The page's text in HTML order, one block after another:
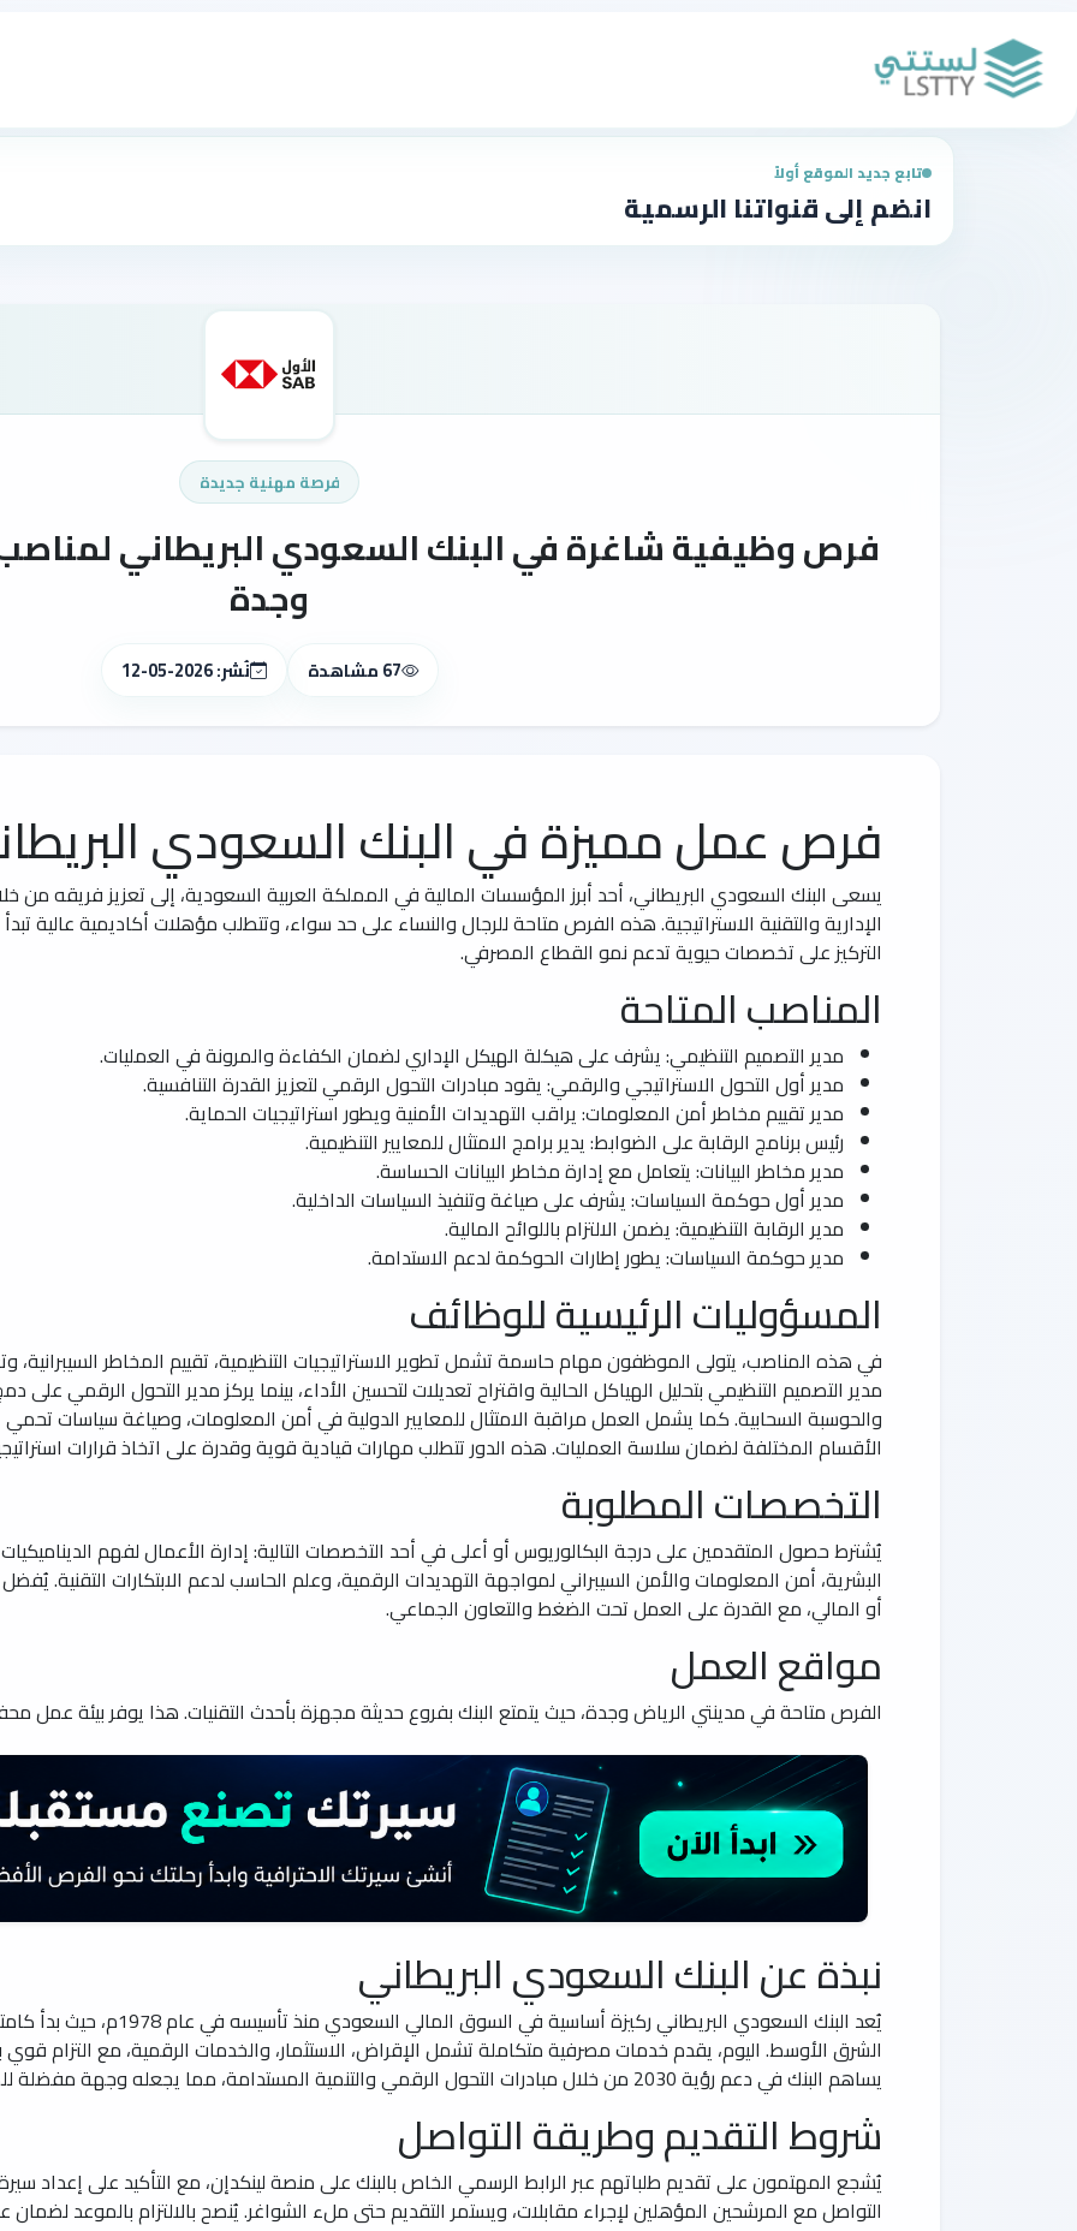
تابع جديد الموقع أولاً
انضم إلى قنواتنا الرسمية
فرصة مهنية جديدة
فرص وظيفية شاغرة في البنك السعودي البريطاني لمناصب
وجدة
67 مشاهدة نُشر: 2026-05-12
فرص عمل مميزة في البنك السعودي
يسعى البنك السعودي البريطاني، أحد أبرز المؤسسات المالية في المملكة العربية السعودية، إلى تعزيز فريقه من
الإدارية والتقنية الاستراتيجية. هذه الفرص متاحة للرجال والنساء على حد سواء، وتتطلب مؤهلات أكاديمية عالية
التركيز على تخصصات حيوية تدعم نمو القطاع المصرفي.
المناصب المتاحة
مدير التصميم التنظيمي: يشرف على هيكلة الهيكل الإداري لضمان الكفاءة والمرونة في العمليات.
مدير أول التحول الاستراتيجي والرقمي: يقود مبادرات التحول الرقمي لتعزيز القدرة التنافسية.
مدير تقييم مخاطر أمن المعلومات: يراقب التهديدات الأمنية ويطور استراتيجيات الحماية.
رئيس برنامج الرقابة على الضوابط: يدير برامج الامتثال للمعايير التنظيمية.
مدير مخاطر البيانات: يتعامل مع إدارة مخاطر البيانات الحساسة.
مدير أول حوكمة السياسات: يشرف على صياغة وتنفيذ السياسات الداخلية.
مدير الرقابة التنظيمية: يضمن الالتزام باللوائح المالية.
مدير حوكمة السياسات: يطور إطارات الحوكمة لدعم الاستدامة.
المسؤوليات الرئيسية للوظائف
في هذه المناصب، يتولى الموظفون مهام حاسمة تشمل تطوير الاستراتيجيات التنظيمية، تقييم المخاطر السيبرانية،
مدير التصميم التنظيمي بتحليل الهياكل الحالية واقتراح تعديلات لتحسين الأداء، بينما يركز مدير التحول الرقمي على
والحوسبة السحابية. كما يشمل العمل مراقبة الامتثال للمعايير الدولية في أمن المعلومات، وصياغة سياسات تحمي
الأقسام المختلفة لضمان سلاسة العمليات. هذه الدور تتطلب مهارات قيادية قوية وقدرة على اتخاذ قرارات
التخصصات المطلوبة
يُشترط حصول المتقدمين على درجة البكالوريوس أو أعلى في أحد التخصصات التالية: إدارة الأعمال لفهم الديناميكيات
البشرية، أمن المعلومات والأمن السيبراني لمواجهة التهديدات الرقمية، وعلم الحاسب لدعم الابتكارات التقنية.
أو المالي، مع القدرة على العمل تحت الضغط والتعاون الجماعي.
مواقع العمل
الفرص متاحة في مدينتي الرياض وجدة، حيث يتمتع البنك بفروع حديثة مجهزة بأحدث التقنيات. هذا يوفر بيئة عمل
نبذة عن البنك السعودي البريطاني
يُعد البنك السعودي البريطاني
الشرق الأوسط. اليوم، يقدم خدمات مصرفية متكاملة تشمل الإقراض، الاستثمار، والخدمات الرقمية، مع التزام قوي
يساهم البنك في دعم رؤية 2030 من خلال مبادرات التحول الرقمي والتنمية المستدامة، مما يجعله وجهة مفضلة للمواهب الشابة والمتخصصين.
شروط التقديم وطريقة التواصل
يُشجع المهتمون على تقديم طلباتهم عبر الرابط الرسمي الخاص بالبنك على منصة لينكدإن، مع التأكيد على إعداد سيرة
التواصل مع المرشحين المؤهلين لإجراء مقابلات، ويستمر التقديم حتى ملء الشواغر. يُنصح بالالتزام بالموعد